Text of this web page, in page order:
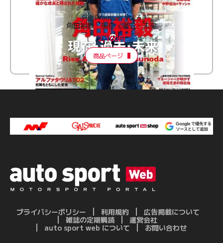
F速 Premium Vol.3
角田裕毅 現在・過去・未来
2,100円
商品ページ
プライバシーポリシー 利用規約
広告掲載について
雑誌の定期購読
運営会社
auto sport web について
お問い合わせ